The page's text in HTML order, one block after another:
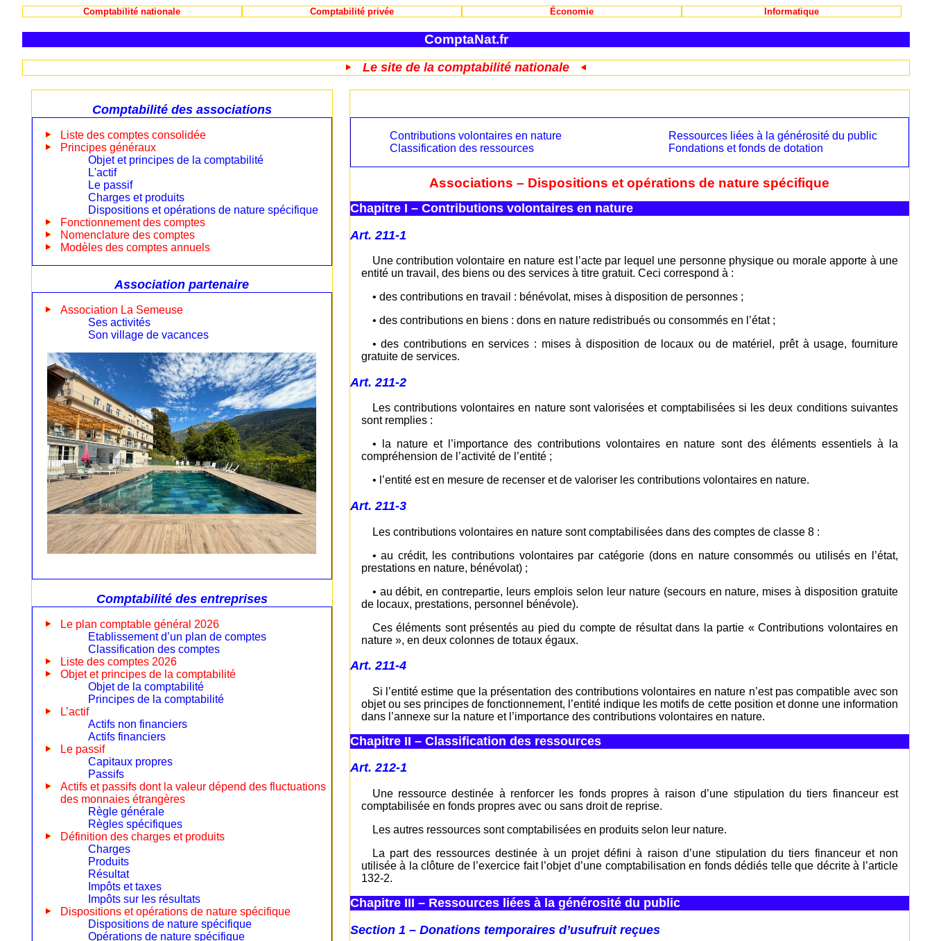
Comptabilité nationale Comptabilité privée Économie Informatique
ComptaNat.fr
Le site de la comptabilité nationale
Contributions volontaires en nature
Classification des ressources
Ressources liées à la générosité du public
Fondations et fonds de dotation
Associations – Dispositions et opérations de nature spécifique
Chapitre I – Contributions volontaires en nature
Art. 211-1
Une contribution volontaire en nature est l’acte par lequel une personne physique ou morale apporte à une
entité un travail, des biens ou des services à titre gratuit. Ceci correspond à :
• des contributions en travail : bénévolat, mises à disposition de personnes ;
• des contributions en biens : dons en nature redistribués ou consommés en l’état ;
• des contributions en services : mises à disposition de locaux ou de matériel, prêt à usage, fourniture
gratuite de services.
Art. 211-2
Les contributions volontaires en nature sont valorisées et comptabilisées si les deux conditions suivantes
sont remplies :
• la nature et l’importance des contributions volontaires en nature sont des éléments essentiels à la
compréhension de l’activité de l’entité ;
• l’entité est en mesure de recenser et de valoriser les contributions volontaires en nature.
Art. 211-3
Les contributions volontaires en nature sont comptabilisées dans des comptes de classe 8 :
• au crédit, les contributions volontaires par catégorie (dons en nature consommés ou utilisés en l’état,
prestations en nature, bénévolat) ;
• au débit, en contrepartie, leurs emplois selon leur nature (secours en nature, mises à disposition gratuite
de locaux, prestations, personnel bénévole).
Ces éléments sont présentés au pied du compte de résultat dans la partie « Contributions volontaires en
nature », en deux colonnes de totaux égaux.
Art. 211-4
Si l’entité estime que la présentation des contributions volontaires en nature n’est pas compatible avec son
objet ou ses principes de fonctionnement, l’entité indique les motifs de cette position et donne une information
dans l’annexe sur la nature et l’importance des contributions volontaires en nature.
Chapitre II – Classification des ressources
Art. 212-1
Une ressource destinée à renforcer les fonds propres à raison d’une stipulation du tiers financeur est
comptabilisée en fonds propres avec ou sans droit de reprise.
Les autres ressources sont comptabilisées en produits selon leur nature.
La part des ressources destinée à un projet défini à raison d’une stipulation du tiers financeur et non
utilisée à la clôture de l’exercice fait l’objet d’une comptabilisation en fonds dédiés telle que décrite à l’article
132-2.
Chapitre III – Ressources liées à la générosité du public
Section 1 – Donations temporaires d’usufruit reçues
Comptabilité des associations
Liste des comptes consolidée
Principes généraux
Objet et principes de la comptabilité
L'actif
Le passif
Charges et produits
Dispositions et opérations de nature spécifique
Fonctionnement des comptes
Nomenclature des comptes
Modèles des comptes annuels
Association partenaire
Association La Semeuse
Ses activités
Son village de vacances
Comptabilité des entreprises
Le plan comptable général 2026
Etablissement d’un plan de comptes
Classification des comptes
Liste des comptes 2026
Objet et principes de la comptabilité
Objet de la comptabilité
Principes de la comptabilité
L’actif
Actifs non financiers
Actifs financiers
Le passif
Capitaux propres
Passifs
Actifs et passifs dont la valeur dépend des fluctuations
des monnaies étrangères
Règle générale
Règles spécifiques
Définition des charges et produits
Charges
Produits
Résultat
Impôts et taxes
Impôts sur les résultats
Dispositions et opérations de nature spécifique
Dispositions de nature spécifique
Opérations de nature spécifique